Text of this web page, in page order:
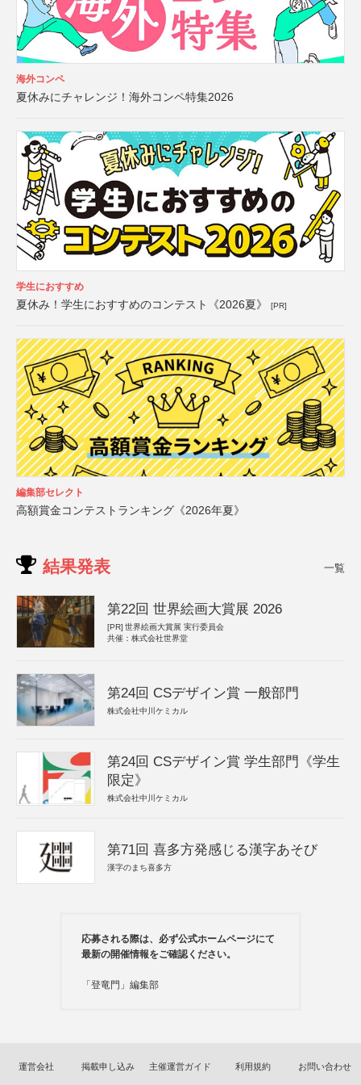
海外コンペ
夏休みにチャレンジ！海外コンペ特集2026
学生におすすめ
夏休み！学生におすすめのコンテスト《2026夏》 [PR]
編集部セレクト
高額賞金コンテストランキング《2026年夏》
結果発表 一覧
第22回 世界絵画大賞展 2026
[PR] 世界絵画大賞展 実行委員会
共催：株式会社世界堂
第24回 CSデザイン賞 一般部門
株式会社中川ケミカル
第24回 CSデザイン賞 学生部門《学生
限定》
株式会社中川ケミカル
第71回 喜多方発感じる漢字あそび
漢字のまち喜多方
応募される際は、必ず公式ホームページにて
最新の開催情報をご確認ください。
「登竜門」編集部
運営会社 掲載申し込み 主催運営ガイド 利用規約 お問い合わせ